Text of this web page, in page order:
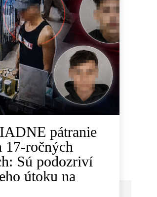
pátranie
17-ročných
Sú podozriví
útoku na